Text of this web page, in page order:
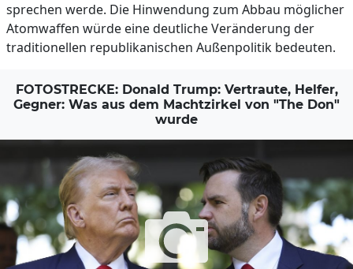
sprechen werde. Die Hinwendung zum Abbau möglicher
Atomwaffen würde eine deutliche Veränderung der
traditionellen republikanischen Außenpolitik bedeuten.
FOTOSTRECKE: Donald Trump: Vertraute, Helfer,
Gegner: Was aus dem Machtzirkel von "The Don"
wurde